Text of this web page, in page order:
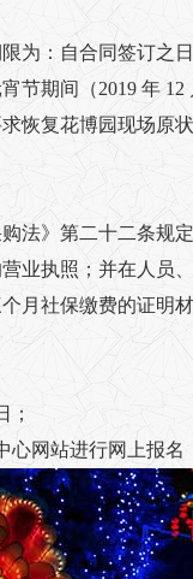
为：自合同签订之
期间（2019 年 12
恢复花博园现场原状
法》第二十二条规
业执照；并在人
月社保缴费的证明材
；
网站进行网上报名